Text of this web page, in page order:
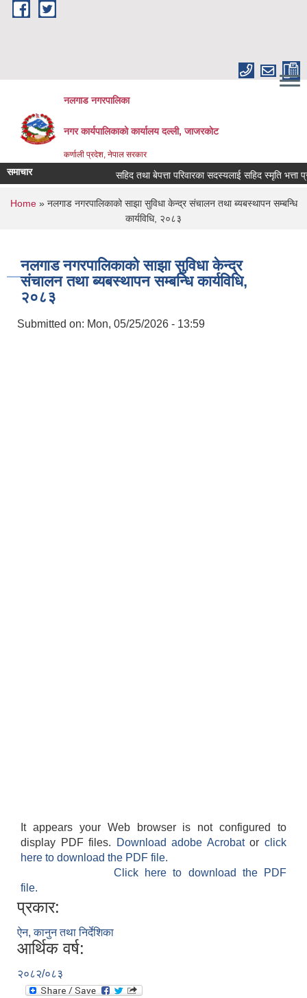
Skip to main content
नलगाड नगरपालिका
नगर कार्यपालिकाको कार्यालय दल्ली, जाजरकाेट
कर्णाली प्रदेश, नेपाल सरकार
समाचार सहिद तथा बेपत्ता परिवारका सदस्यलाई सहिद स्मृति भत्ता
You are here
Home» नलगाड नगरपालिकाको साझा सुविधा केन्द्र संचालन तथा ब्यबस्थापन सम्बन्धि
कार्यविधि, २०८३
नलगाड नगरपालिकाको साझा सुविधा केन्द्र
संचालन तथा ब्यबस्थापन सम्बन्धि कार्यविधि,
२०८३
Submitted on: Mon, 05/25/2026 - 13:59
It appears your Web browser is not configured to
display PDF files.
Download adobe Acrobatorclick
here to download the PDF file.
Click here to download the PDF
file.
प्रकार:
ऐन, कानुन तथा निर्देशिका
आर्थिक वर्ष:
२०८२/०८३